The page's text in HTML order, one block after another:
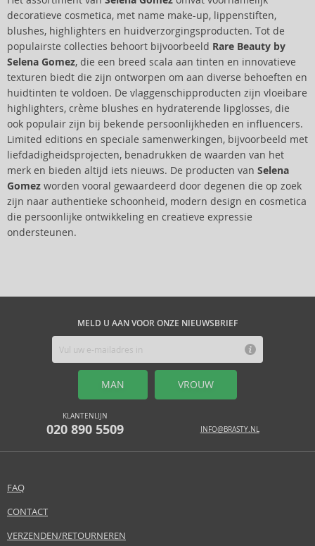
decoratieve cosmetica, met name make-up, lippenstiften,
blushes, highlighters en huidverzorgingsproducten. Tot de
populairste collecties behoort bijvoorbeeld Rare Beauty by
Selena Gomez, die een breed scala aan tinten en innovatieve
texturen biedt die zijn ontworpen om aan diverse behoeften en
huidtinten te voldoen. De vlaggenschipproducten zijn vloeibare
highlighters, crème blushes en hydraterende lipglosses, die
ook populair zijn bij bekende persoonlijkheden en influencers.
Limited editions en speciale samenwerkingen, bijvoorbeeld met
liefdadigheidsprojecten, benadrukken de waarden van het
merk en bieden altijd iets nieuws. De producten van Selena
Gomez worden vooral gewaardeerd door degenen die op zoek
zijn naar authentieke schoonheid, modern design en cosmetica
die persoonlijke ontwikkeling en creatieve expressie
ondersteunen.
MELD U AAN VOOR ONZE NIEUWSBRIEF
MAN VROUW
KLANTENLIJN
020 890 5509 INFO@BRASTY.NL
FAQ
CONTACT
VERZENDEN/RETOURNEREN